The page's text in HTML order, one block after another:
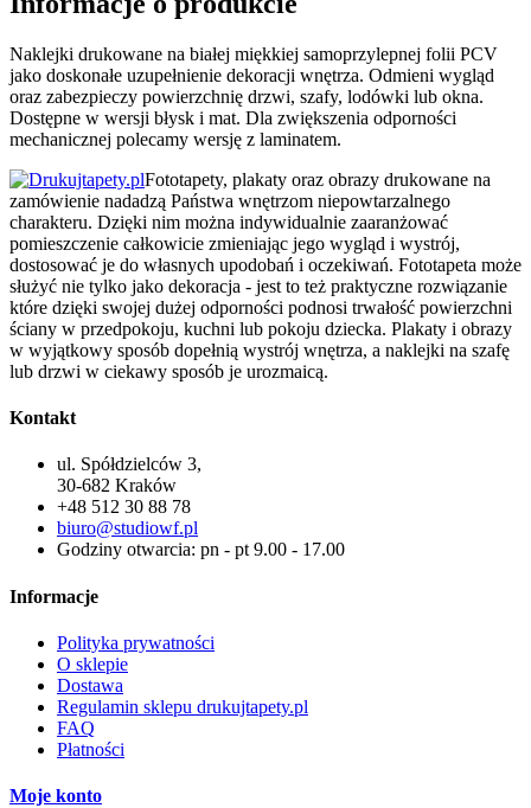
Naklejki drukowane na białej miękkiej samoprzylepnej folii PCV
jako doskonałe uzupełnienie dekoracji wnętrza. Odmieni wygląd
oraz zabezpieczy powierzchnię drzwi, szafy, lodówki lub okna.
Dostępne w wersji błysk i mat. Dla zwiększenia odporności
mechanicznej polecamy wersję z laminatem.
Fototapety, plakaty oraz obrazy drukowane na
zamówienie nadadzą Państwa wnętrzom niepowtarzalnego
charakteru. Dzięki nim można indywidualnie zaaranżować
pomieszczenie całkowicie zmieniając jego wygląd i wystrój,
dostosować je do własnych upodobań i oczekiwań. Fototapeta może
służyć nie tylko jako dekoracja - jest to też praktyczne rozwiązanie
które dzięki swojej dużej odporności podnosi trwałość powierzchni
ściany w przedpokoju, kuchni lub pokoju dziecka. Plakaty i obrazy
w wyjątkowy sposób dopełnią wystrój wnętrza, a naklejki na szafę
lub drzwi w ciekawy sposób je urozmaicą.
Kontakt
ul. Spółdzielców 3,
30-682 Kraków
+48 512 30 88 78
biuro@studiowf.pl
Godziny otwarcia: pn - pt 9.00 - 17.00
Informacje
Polityka prywatności
O sklepie
Dostawa
Regulamin sklepu drukujtapety.pl
FAQ
Płatności
Moje konto